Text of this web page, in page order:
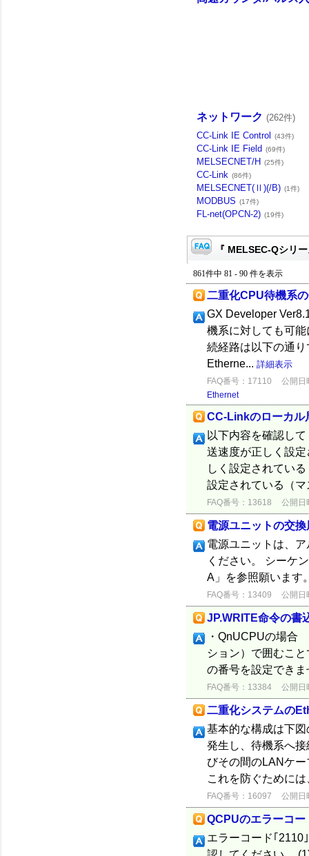
ネットワーク (262件)
CC-Link IE Control
(43件)
CC-Link IE Field (69件)
MELSECNET/H (25件)
CC-Link (86件)
MELSECNET(Ⅱ)(/B) (1件)
MODBUS (17件)
FL-net(OPCN-2) (19件)
『 MELSEC-Qシリ
861件中 81 - 90 件を表示
二重化CPU待機系
GX Developer
機系に対しても可
続経路は以下の通
Etherne... 詳細表示
FAQ番号：17110
公開日
Ethernet
CC-Linkのローカル
以下内容を確認し
送速度が正しく設
しく設定されてい
設定されている（
FAQ番号：13618 公開日
電源ユニットの交
電源ユニットは、
ください。 シーケ
A」を参照願います
FAQ番号：13409 公開日
JP.WRITE命令の書
・QnUCPUの場合
ション）で囲むこ
の番号を設定でき
FAQ番号：13384 公開日
二重化システムの
基本的な構成は下
発生し、待機系へ
びその間のLANケ
これを防ぐために
FAQ番号：16097 公開日
QCPUのエラーコー
エラーコード｢2110